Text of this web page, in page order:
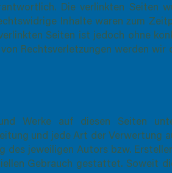
Die verlinkten Seiten
Inhalte waren zum
Seiten ist jedoch ohne
Rechtsverletzungen werden wir
Werke auf diesen Seiten
und jede Art der Verwertung
jeweiligen Autors bzw.
Gebrauch gestattet. Soweit